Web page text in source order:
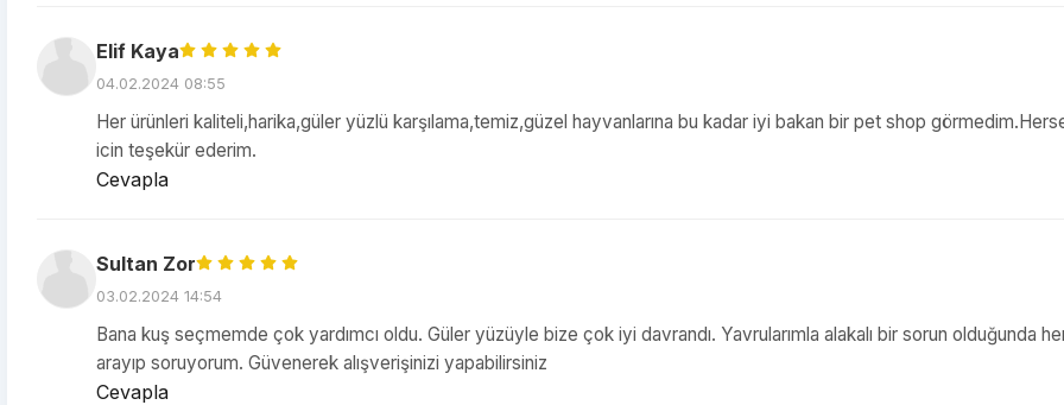
Elif Kaya
04.02.2024 08:55
Her ürünleri kaliteli,harika,güler yüzlü karşılama,temiz,güzel hayvanlarına bu kadar iyi bakan bir pet shop
icin teşekür ederim.
Cevapla
Sultan Zor
03.02.2024 14:54
Bana kuş seçmemde çok yardımcı oldu. Güler yüzüyle bize çok iyi davrandı. Yavrularımla alakalı bir sorun olduğunda
arayıp soruyorum. Güvenerek alışverişinizi yapabilirsiniz
Cevapla